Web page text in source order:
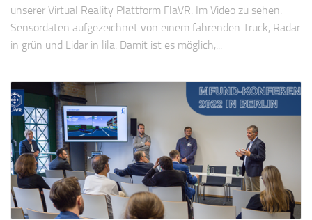
unserer Virtual Reality Plattform FlaVR. Im Video zu sehen:
Sensordaten aufgezeichnet von einem fahrenden Truck, Radar
in grün und Lidar in lila. Damit ist es möglich,...